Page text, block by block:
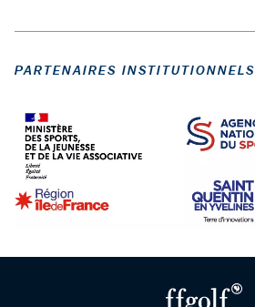
PARTENAIRES INSTITUTIONNELS